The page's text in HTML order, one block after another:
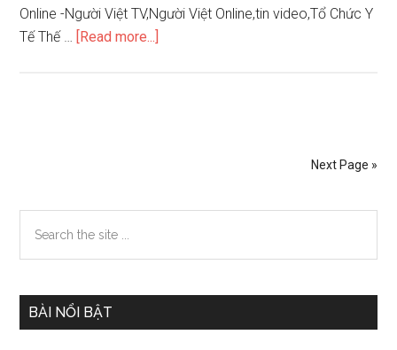
Tử
Online -Người Việt TV,Người Việt Online,tin video,Tổ Chức Y
Tế Thế … [Read more...]
Next Page »
Primary
Sidebar
the
BÀI NỔI BẬT